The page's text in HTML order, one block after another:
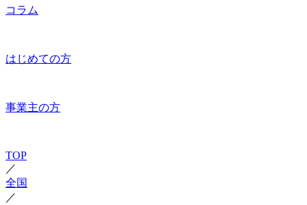
コラム
はじめての方
事業主の方
TOP
／
全国
／